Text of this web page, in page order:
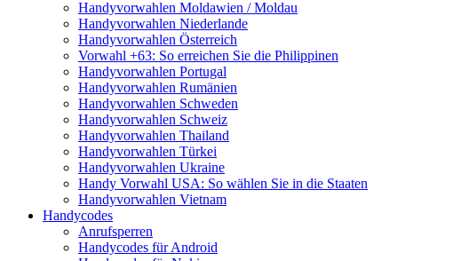
Handyvorwahlen Moldawien / Moldau
Handyvorwahlen Niederlande
Handyvorwahlen Österreich
Vorwahl +63: So erreichen Sie die Philippinen
Handyvorwahlen Portugal
Handyvorwahlen Rumänien
Handyvorwahlen Schweden
Handyvorwahlen Schweiz
Handyvorwahlen Thailand
Handyvorwahlen Türkei
Handyvorwahlen Ukraine
Handy Vorwahl USA: So wählen Sie in die Staaten
Handyvorwahlen Vietnam
Handycodes
Anrufsperren
Handycodes für Android